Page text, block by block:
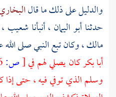
والدليل على ذلك ما قال
حدثناأبو اليمان ،أنبأنا شعيب ،
مالك ،وكان تبع النبي صلى
أبا بكركان يصلي لهم في[ص:
وسلم الذي توفي فيه ، حتى